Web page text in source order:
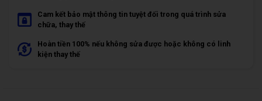
Cam kết bảo mật thông tin tuyệt đối trong quá trình sửa
chữa, thay thế
Hoàn tiền 100% nếu không sửa được hoặc không có linh
kiện thay thế